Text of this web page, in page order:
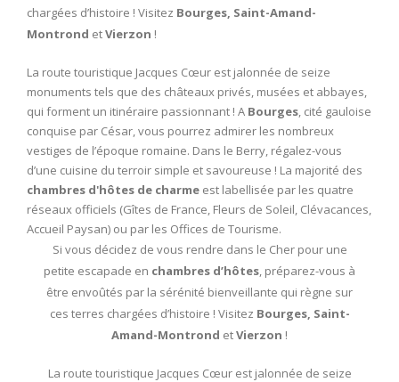
chargées d’histoire ! Visitez Bourges, Saint-Amand-
Montrond etVierzon !
La route touristique Jacques Cœur est jalonnée de seize
monuments tels que des châteaux privés, musées et abbayes,
qui forment un itinéraire passionnant ! A Bourges , cité gauloise
conquise par César, vous pourrez admirer les nombreux
vestiges de l’époque romaine. Dans le Berry, régalez-vous
d’une cuisine du terroir simple et savoureuse ! La majorité des
chambres d'hôtes de charme est labellisée par les quatre
réseaux officiels (Gîtes de France, Fleurs de Soleil, Clévacances,
Accueil Paysan) ou par les Offices de Tourisme.
Si vous décidez de vous rendre dans le Cher pour une
petite escapade en chambres d’hôtes , préparez-vous à
être envoûtés par la sérénité bienveillante qui règne sur
ces terres chargées d’histoire ! Visitez Bourges, Saint-
Amand-Montrond etVierzon !
La route touristique Jacques Cœur est jalonnée de seize